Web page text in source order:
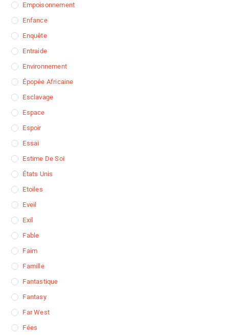
Empoisonnement
Enfance
Enquête
Entraide
Environnement
Épopée Africaine
Esclavage
Espace
Espoir
Essai
Estime De Soi
États Unis
Etoiles
Eveil
Exil
Fable
Faim
Famille
Fantastique
Fantasy
Far West
Fées